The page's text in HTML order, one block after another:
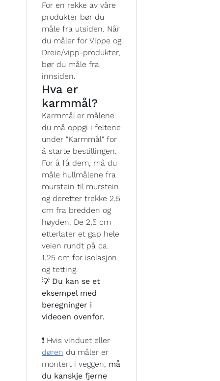
For en rekke av våre
produkter bør du
måle fra utsiden. Når
du måler for Vippe og
Dreie/vipp-produkter,
bør du måle fra
innsiden.
Hva er
karmmål?
Karmmål er målene
du må oppgi i feltene
under "Karmmål" for
å starte bestillingen.
For å få dem, må du
måle hullmålene fra
murstein til murstein
og deretter trekke 2,5
cm fra bredden og
høyden. De 2,5 cm
etterlater et gap hele
veien rundt på ca.
1,25 cm for isolasjon
og tetting.
💡 Du kan se et
eksempel med
beregninger i
videoen ovenfor.
❗ Hvis vinduet eller
døren du måler er
montert i veggen, må
du kanskje fjerne